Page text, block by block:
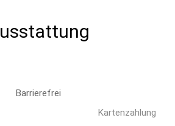
Barrierefrei
Kartenzahlung